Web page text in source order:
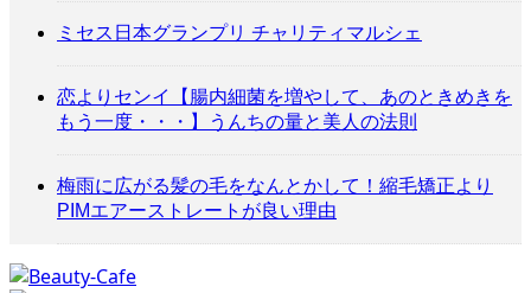
ミセス日本グランプリ チャリティマルシェ
恋よりセンイ【腸内細菌を増やして、あのときめきを
もう一度・・・】うんちの量と美人の法則
梅雨に広がる髪の毛をなんとかして！縮毛矯正より
PIMエアーストレートが良い理由